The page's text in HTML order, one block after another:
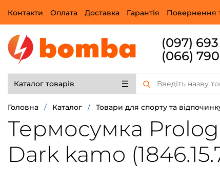
Контакти Оплата Доставка Гарантія Повернення
(097)
(066)
Каталог товарів
Головна / Каталог / Товари для спорту та
Термосумка
Dark kamo